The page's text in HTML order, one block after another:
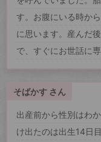
す。お腹にいる時か
に思います。産んだ
で、すぐにお世話に
そばかす さん
出産前から性別はわ
け出たのは出生14日